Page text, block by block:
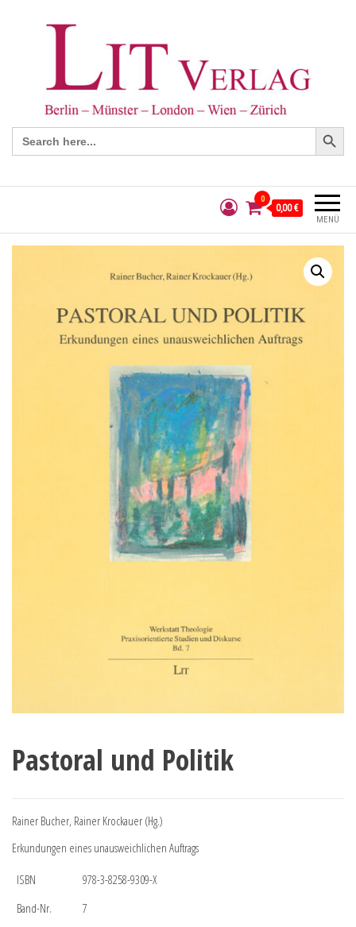
Search
for:
Search Button
MENÜ
0
0,00 €
Pastoral und Politik
Rainer Bucher, Rainer Krockauer (Hg.)
Erkundungen eines unausweichlichen Auftrags
ISBN
978-3-8258-9309-X
Band-Nr.
7